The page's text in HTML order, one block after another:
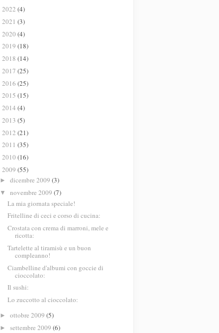
2022 (4)
2021 (3)
2020 (4)
2019 (18)
2018 (14)
2017 (25)
2016 (25)
2015 (15)
2014 (4)
2013 (5)
2012 (21)
2011 (35)
2010 (16)
2009 (55)
► dicembre 2009 (3)
▼ novembre 2009 (7)
La mia giornata speciale!
Fritelline di ceci e corso di cucina:
Crostata con crema di marroni, mele e
ricotta:
Tartelette al tiramisù e un buon
compleanno!
Ciambelline d'albumi con goccie di
cioccolato:
Il sushi:
Lo zuccotto al cioccolato:
► ottobre 2009 (5)
► settembre 2009 (6)